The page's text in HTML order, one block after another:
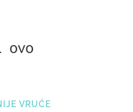
ovo
VRUĆE